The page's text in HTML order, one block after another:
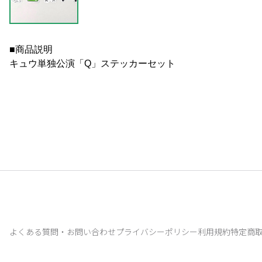
■商品説明
キュウ単独公演「Q」ステッカーセット
よくある質問・お問い合わせプライバシーポリシー利用規約特定商